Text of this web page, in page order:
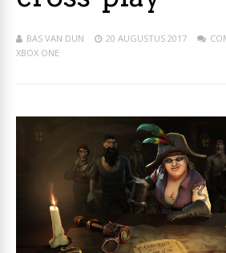
BAS VAN DUN 20 AUGUSTUS 2017
XBOX ONE